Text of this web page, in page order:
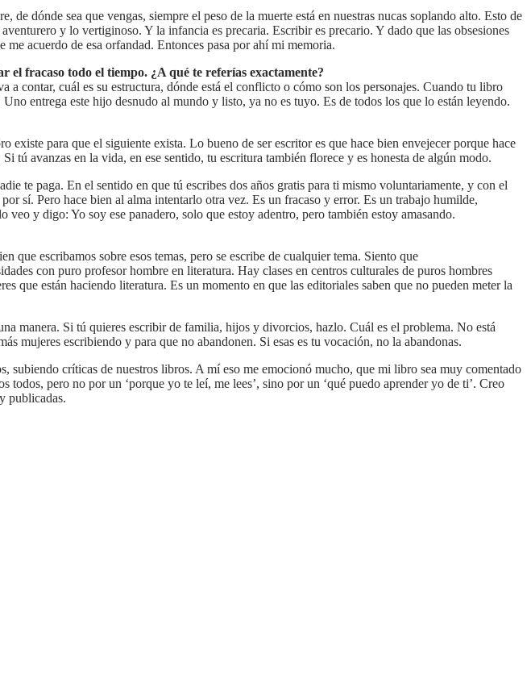
dónde sea que vengas, siempre el peso de la muerte está en nuestras nucas soplando alto. Esto de
y lo vertiginoso. Y la infancia es precaria. Escribir es precario. Y dado que las obsesiones
acuerdo de esa orfandad. Entonces pasa por ahí mi memoria.
fracaso todo el tiempo. ¿A qué te referías exactamente?
a contar, cuál es su estructura, dónde está el conflicto o cómo son los personajes. Cuando tu libro
entrega este hijo desnudo al mundo y listo, ya no es tuyo. Es de todos los que lo están leyendo.
para que el siguiente exista. Lo bueno de ser escritor es que hace bien envejecer porque hace
avanzas en la vida, en ese sentido, tu escritura también florece y es honesta de algún modo.
te paga. En el sentido en que tú escribes dos años gratis para ti mismo voluntariamente, y con el
sí. Pero hace bien al alma intentarlo otra vez. Es un fracaso y error. Es un trabajo humilde,
y digo: Yo soy ese panadero, solo que estoy adentro, pero también estoy amasando.
escribamos sobre esos temas, pero se escribe de cualquier tema. Siento que
con puro profesor hombre en literatura. Hay clases en centros culturales de puros hombres
que están haciendo literatura. Es un momento en que las editoriales saben que no pueden meter la
manera. Si tú quieres escribir de familia, hijos y divorcios, hazlo. Cuál es el problema. No está
mujeres escribiendo y para que no abandonen. Si esas es tu vocación, no la abandonas.
subiendo críticas de nuestros libros. A mí eso me emocionó mucho, que mi libro sea muy comentado
pero no por un ‘porque yo te leí, me lees’, sino por un ‘qué puedo aprender yo de ti’. Creo
publicadas.